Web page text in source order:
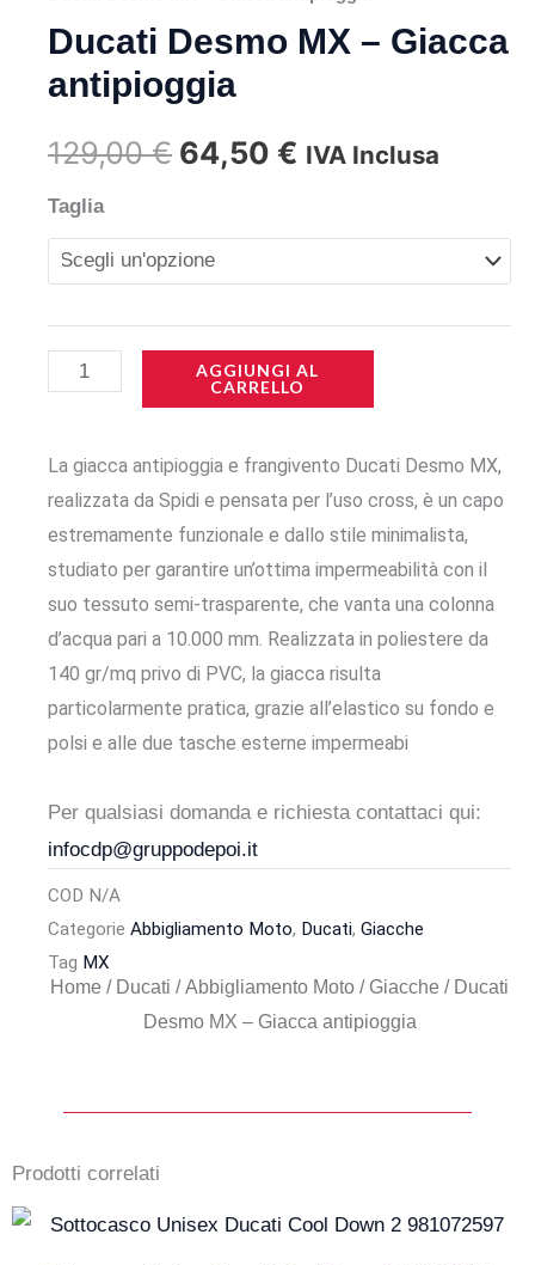
Ducati Desmo MX – Giacca
antipioggia
129,00€ Il
originale
era:
129,00 €.
64,50 € Il
è:
64,50 €.
IVA Inclusa
Taglia
Ducati
Desmo
MX
Giacca
antipioggia
AGGIUNGI AL
CARRELLO
La giacca antipioggia e frangivento Ducati Desmo MX,
realizzata da Spidi e pensata per l’uso cross, è un capo
estremamente funzionale e dallo stile minimalista,
studiato per garantire un’ottima impermeabilità con il
suo tessuto semi-trasparente, che vanta una colonna
d’acqua pari a 10.000 mm. Realizzata in poliestere da
140 gr/mq privo di PVC, la giacca risulta
particolarmente pratica, grazie all’elastico su fondo e
polsi e alle due tasche esterne impermeabi
Per qualsiasi domanda e richiesta contattaci qui:
infocdp@gruppodepoi.it
COD N/A
Categorie Abbigliamento Moto, Ducati, Giacche
Tag MX
Home / Ducati /Abbigliamento Moto / Giacche / Ducati
Desmo MX – Giacca antipioggia
Prodotti correlati
Il
Il